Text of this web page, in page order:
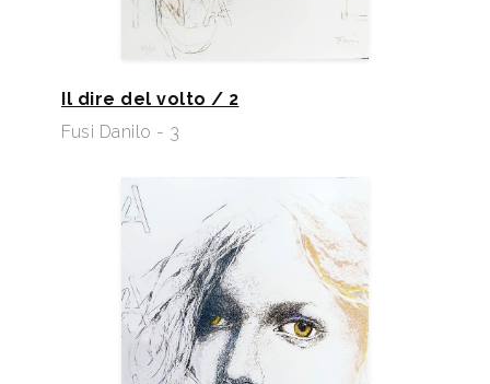
Il dire del volto / 2
Fusi Danilo - 3